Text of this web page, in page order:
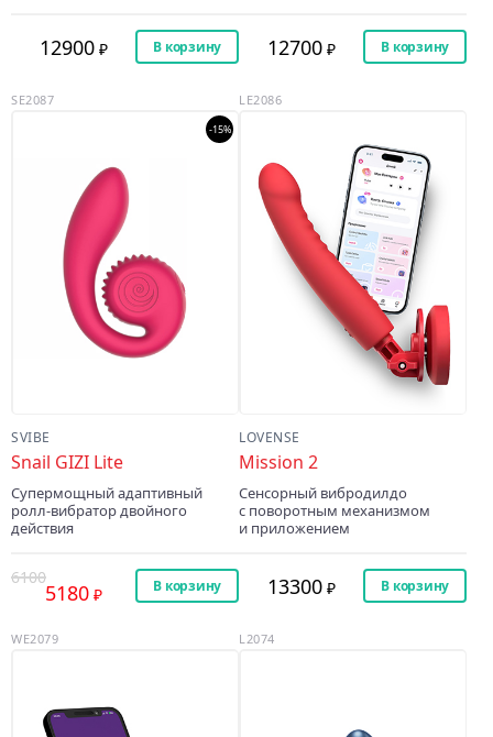
12900 В корзину 12700 В корзину
SVIBE
Snail GIZI Lite
Супермощный адаптивный
ролл-вибратор двойного
действия
SE2087
6100
5180
-15%
В корзину
LOVENSE
Mission 2
Сенсорный вибродилдо
с поворотным механизмом
и приложением
LE2086
13300 В корзину
WE2079 L2074